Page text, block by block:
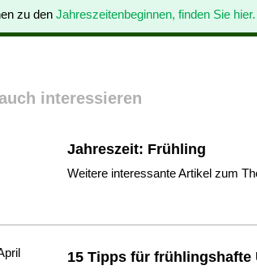
zu den Jahreszeitenbeginnen, finden Sie hier.
interessieren
Jahreszeit: Frühling
Weitere interessante Artikel zum
15 Tipps für frühlingshafte